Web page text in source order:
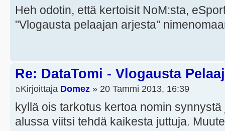
Heh odotin, että kertoisit NoM:sta,
"Vlogausta pelaajan arjesta"
Re: DataTomi - Vlogausta
Kirjoittaja Domez » 20 Tammi 2013, 16:39
kyllä ois tarkotus kertoa nomin
alussa viitsi tehdä kaikesta juttuja.